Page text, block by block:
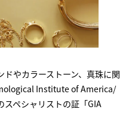
やカラーストーン、真珠に関
Institute of America/
ペシャリストの証「GIA